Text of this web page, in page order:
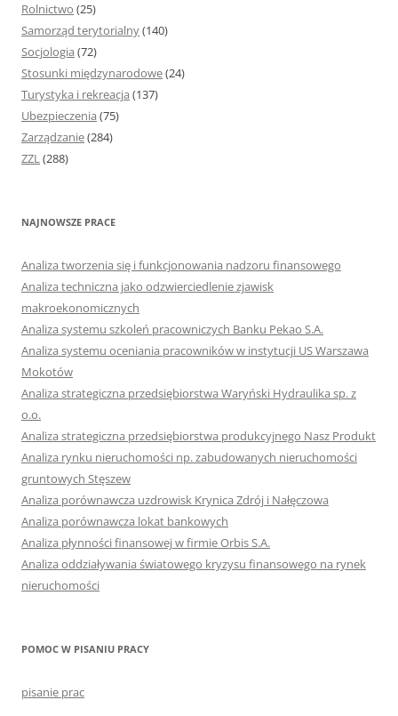
Rolnictwo (25)
Samorząd terytorialny(140)
Socjologia (72)
Stosunki międzynarodowe(24)
Turystyka i rekreacja (137)
Ubezpieczenia (75)
Zarządzanie(284)
ZZL(288)
NAJNOWSZE PRACE
Analiza tworzenia się i funkcjonowania nadzoru finansowego
Analiza techniczna jako odzwierciedlenie zjawisk
makroekonomicznych
Analiza systemu szkoleń pracowniczych Banku Pekao S.A.
Analiza systemu oceniania pracowników w instytucji US Warszawa
Mokotów
Analiza strategiczna przedsiębiorstwa Waryński Hydraulika sp. z
o.o.
Analiza strategiczna przedsiębiorstwa produkcyjnego Nasz Produkt
Analiza rynku nieruchomości np. zabudowanych nieruchomości
gruntowych Stęszew
Analiza porównawcza uzdrowisk Krynica Zdrój i Nałęczowa
Analiza porównawcza lokat bankowych
Analiza płynności finansowej w firmie Orbis S.A.
Analiza oddziaływania światowego kryzysu finansowego na rynek
nieruchomości
POMOC W PISANIU PRACY
pisanie prac